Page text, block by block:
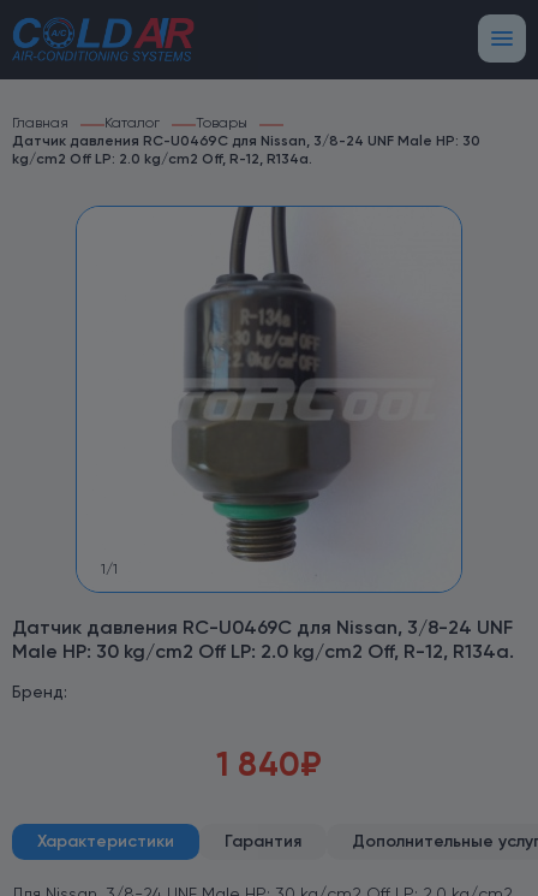
Главная Каталог
Товары
Датчик давления RC-U0469C для Nissan, 3/8-24 UNF Male HP: 30
kg/cm2 Off LP: 2.0 kg/cm2 Off, R-12, R134a.
1 /1
Датчик давления RC-U0469C для Nissan, 3/8-24 UNF
Male HP: 30 kg/cm2 Off LP: 2.0 kg/cm2 Off, R-12, R134a.
Бренд:
1 840₽
Характеристики Гарантия Дополнительные